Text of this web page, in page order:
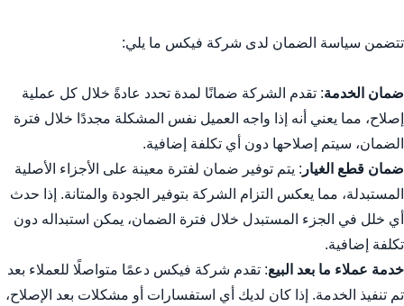
تتضمن سياسة الضمان لدى شركة فيكس ما يلي:
ضمان الخدمة: تقدم الشركة ضمانًا لمدة تحدد عادةً خلال كل عملية
إصلاح، مما يعني أنه إذا واجه العميل نفس المشكلة مجددًا خلال فترة
الضمان، سيتم إصلاحها دون أي تكلفة إضافية.
ضمان قطع الغيار : يتم توفير ضمان لفترة معينة على الأجزاء الأصلية
المستبدلة، مما يعكس التزام الشركة بتوفير الجودة والمتانة. إذا حدث
أي خلل في الجزء المستبدل خلال فترة الضمان، يمكن استبداله دون
تكلفة إضافية.
خدمة عملاء ما بعد البيع: تقدم شركة فيكس دعمًا متواصلًا للعملاء بعد
تم تنفيذ الخدمة. إذا كان لديك أي استفسارات أو مشكلات بعد الإصلاح،